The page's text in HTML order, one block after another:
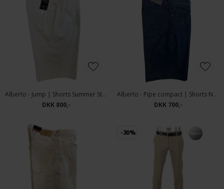
Alberto - Jump | Shorts Summer Stripes
DKK 800,-
Alberto - Pipe compact | Shorts Navy
DKK 700,-
-30%